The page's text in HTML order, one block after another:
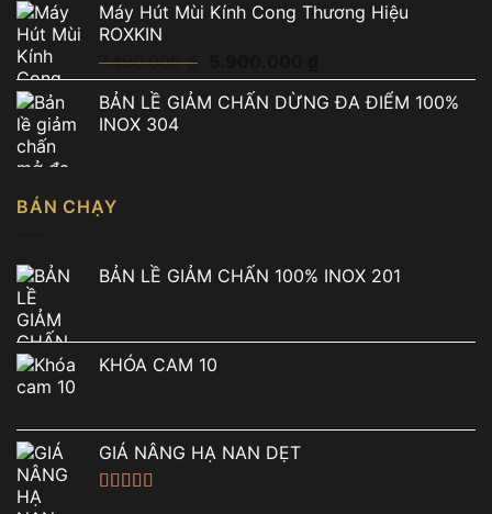
Máy Hút Mùi Kính Cong Thương Hiệu
ROXKIN
7.490.000₫
gốc
là:
hiện
tại
BẢN LỀ GIẢM CHẤN DỪNG ĐA ĐIỂM 100%
INOX 304
BÁN CHẠY
BẢN LỀ GIẢM CHẤN 100% INOX 201
KHÓA CAM 10
GIÁ NÂNG HẠ NAN DẸT